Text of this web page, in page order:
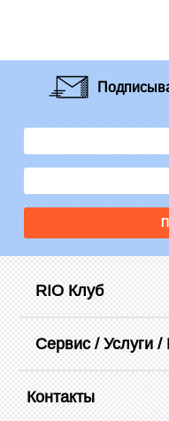
RIO Клуб
Сервис / Услуги
Контакты